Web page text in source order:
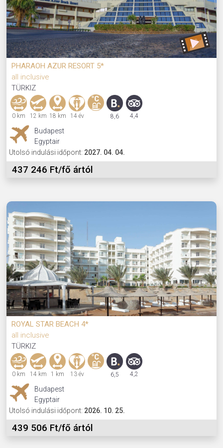
PHARAOH AZUR RESORT 5*
all inclusive
TÜRKIZ
0 km 12 km 18 km 14 év 8,6 4,4
Budapest
Egyptair
Utolsó indulási időpont: 2027. 04. 04.
437 246 Ft/fő ártól
ROYAL STAR BEACH 4*
all inclusive
TÜRKIZ
0 km 14 km 1 km 13 év 6,5 4,2
Budapest
Egyptair
Utolsó indulási időpont: 2026. 10. 25.
439 506 Ft/fő ártól